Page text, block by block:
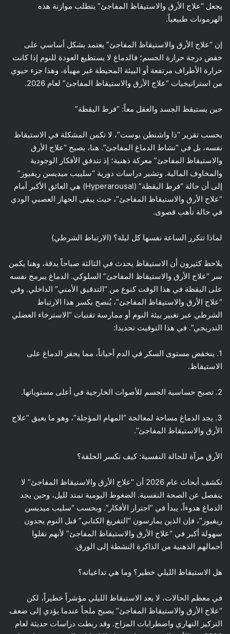
يجعل “علاج الأرق والاستيقاظ المفاجئ” يتطلب موازنة هذه
الهرمونات طبيعياً.
إن “علاج الأرق والاستيقاظ المفاجئ” يعتمد بشكل أساسي على
خفض درجة حرارة الجسم؛ فالدماغ لا يستطيع العودة للنوم إذا كانت
حرارة الأطراف مرتفعة أو البيئة المحيطة غير مهيأة، وهذا جزء حيوي
من استراتيجيات “علاج الأرق والاستيقاظ المفاجئ” لعام 2026.
حين يستيقظ الجسد والعقل معاً: “فرط اليقظة”
بحسب تقرير “ذا واشنطن بوست”، لا تكمن المشكلة في الاستيقاظ
نفسه، بل في “نشاط الدماغ المفاجئ”. هنا، يصبح “علاج الأرق
والاستيقاظ المفاجئ” معركة ذهنية؛ إذ تتدفق الأفكار الوجودية
والمخاوف المالية. وتشير دراسات دورية “سلييب ميديسن ريفيوز”
إلى أن حالة “فرط اليقظة” (Hyperarousal) هي العائق الأكبر أمام
“علاج الأرق والاستيقاظ المفاجئ”، حيث يبقى الجهاز العصبي الودي
في حالة تأهب قصوى.
لماذا تتكرر الساعة نفسها كل ليلة؟ (الارتباط الشرطي)
يلاحظ كثيرون أن الاستيقاظ يحدث في الثالثة صباحاً بدقة، وهنا يكمن
سر “علاج الأرق والاستيقاظ المفاجئ” السلوكي. الدماغ يبرمج نفسه
على اليقظة في هذا الوقت كنوع من “التدقيق الأمني” الداخلي. وفي
“علاج الأرق والاستيقاظ المفاجئ”، يُنصح بكسر هذا الارتباط
الشرطي عبر تغيير بيئة النوم أو ممارسة تقنيات “الاسترخاء العضلي
التدريجي”. في هذا التوقيت تحديدا:
1. ينخفض مستوى السكر في الدم أحياناً، مما يحفز الدماغ على
الاستيقاظ.
2. تصبح حساسية الجسم للأصوات الخارجية في أعلى مستوياتها.
3. يجد الدماغ مساحة لمعالجة “المهام المؤجلة”، وهو ما يعيق “علاج
الأرق والاستيقاظ المفاجئ”.
الأرق مرآة للحالة النفسية: كيف نكسر الحلقة؟
تكشف أبحاث عام 2026 أن “علاج الأرق والاستيقاظ المفاجئ” لا
ينفصل عن الصحة النفسية. الضغوط اليومية تمتد لليل، وحين يجد
الدماغ هدوءاً، يبدأ في “اجترار الأفكار”. وبحسب “سليب ميديسن
ريفيوز”، فإن الذين يمارسون “التفريغ الكتابي” قبل النوم يجدون
سهولة أكبر في “علاج الأرق والاستيقاظ المفاجئ” لأنهم نقلوا
أحمالهم الذهنية من الذاكرة النشطة إلى الورق.
هل الاستيقاظ الليلي خطير؟ وما هي تداعياته؟
في معظم الحالات، لا يعد الاستيقاظ الليلي مؤشراً خطيراً، لكن
“علاج الأرق والاستيقاظ المفاجئ” يصبح ملحاً عندما يؤدي إلى ضعف
التركيز النهاري واضطرابات المزاج. وقد ربطت دراسات حديثة لعام